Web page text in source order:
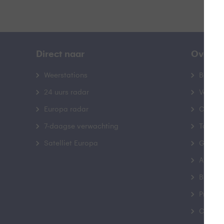
Direct naar
Weerstations
24 uurs radar
Europa radar
7-daagse verwachting
Satelliet Europa
Over
Contact